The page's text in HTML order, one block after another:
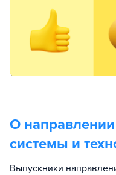
О
системы и
Выпускники